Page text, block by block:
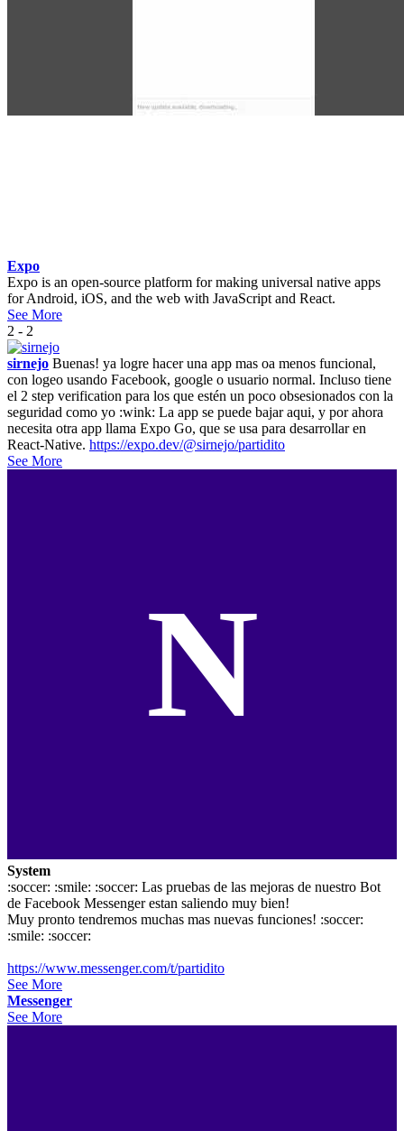
Expo
Expo is an open-source platform for making universal native apps
for Android, iOS, and the web with JavaScript and React.
See More
2 - 2
sirnejo Buenas! ya logre hacer una app mas oa menos funcional,
con logeo usando Facebook, google o usuario normal. Incluso tiene
el 2 step verification para los que estén un poco obsesionados con la
seguridad como yo :wink: La app se puede bajar aqui, y por ahora
necesita otra app llama Expo Go, que se usa para desarrollar en
React-Native. https://expo.dev/@sirnejo/partidito
See More
N
System
:soccer: :smile: :soccer: Las pruebas de las mejoras de nuestro Bot
de Facebook Messenger estan saliendo muy bien!
Muy pronto tendremos muchas mas nuevas funciones! :soccer:
:smile: :soccer:
https://www.messenger.com/t/partidito
See More
Messenger
See More